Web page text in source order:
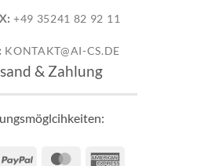
+49 35241 82 92 11
KONTAKT@AI-CS.DE
& Zahlung
PayPal MasterCard